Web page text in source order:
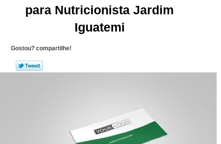
para Nutricionista Jardim
Iguatemi
Gostou? compartilhe!